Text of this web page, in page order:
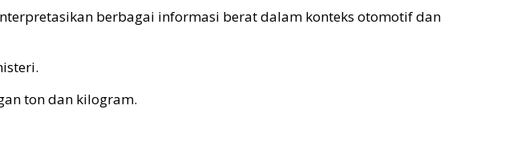
berbagai informasi berat dalam konteks otomotif dan
ton dan kilogram.